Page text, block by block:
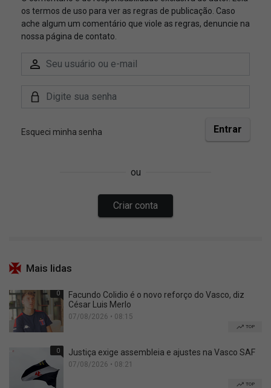
Mais lidas
0
Facundo Colidio é o novo reforço do Vasco, diz
César Luis Merlo
07/08/2026 • 08:15
TOP
0 Justiça exige assembleia e ajustes na Vasco SAF
07/08/2026 • 08:21
TOP